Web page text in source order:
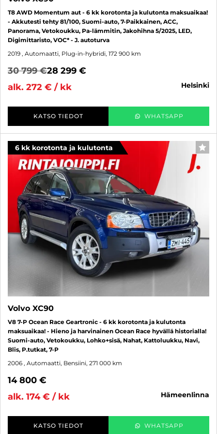
T8 AWD Momentum aut - 6 kk korotonta ja kulutonta maksuaikaa!
- Akkutesti tehty 81/100, Suomi-auto, 7-Paikkainen, ACC,
Panorama, Vetokoukku, Pa-lämmitin, Jakohihna 5/2025, LED,
Digimittaristo, VOC* - J. autoturva
2019 , Automaatti, Plug-in-hybridi, 172 900 km
30 799 €28 299 €
alk. 272 € / kk
helsinki
KATSO TIEDOT WHATSAPP
6 kk korotonta ja kulutonta
Volvo XC90
V8 7-P Ocean Race Geartronic - 6 kk korotonta ja kulutonta
maksuaikaa! - Hieno ja harvinainen Ocean Race hyvällä historialla!
Suomi-auto, Vetokoukku, Lohko+sisä, Nahat, Kattoluukku, Navi,
Blis, P.tutkat, 7-P
2006 , Automaatti, Bensiini, 271 000 km
14 800 €
alk. 174 € / kk
hämeenlinna
KATSO TIEDOT WHATSAPP